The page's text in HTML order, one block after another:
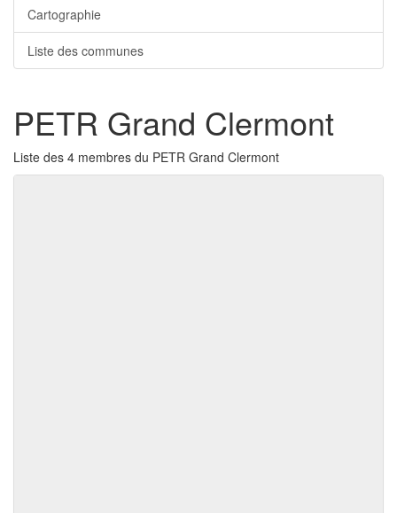
Cartographie
Liste des communes
PETR Grand Clermont
Liste des 4 membres du PETR Grand Clermont